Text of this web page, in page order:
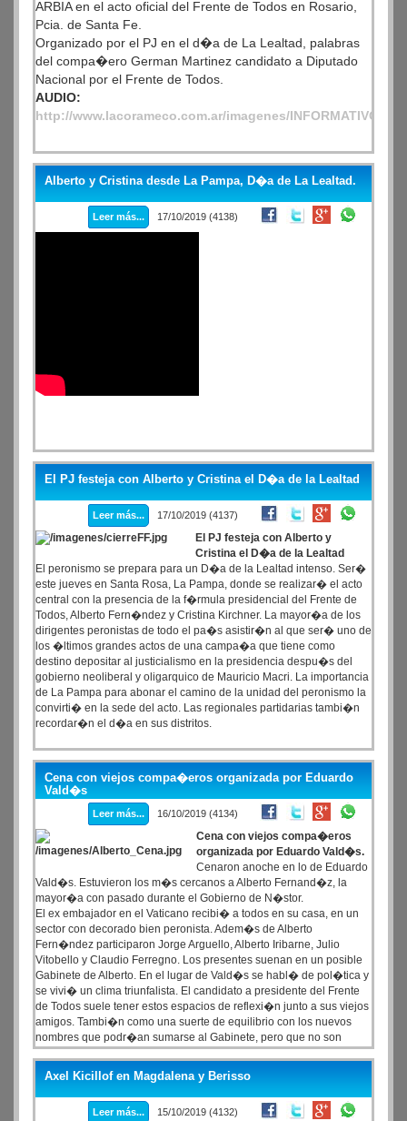
ARBIA en el acto oficial del Frente de Todos en Rosario,
Pcia. de Santa Fe.
Organizado por el PJ en el d�a de La Lealtad, palabras
del compa�ero German Martinez candidato a Diputado
Nacional por el Frente de Todos.
AUDIO:
http://www.lacorameco.com.ar/imagenes/
Alberto y Cristina desde La Pampa, D�a de La Lealtad.
Leer más... 17/10/2019 (4138)
El PJ festeja con Alberto y Cristina el D�a de la Lealtad
Leer más... 17/10/2019 (4137)
El PJ festeja con Alberto y
Cristina el D�a de la Lealtad
El peronismo se prepara para un D�a de la Lealtad intenso. Ser�
este jueves en Santa Rosa, La Pampa, donde se realizar� el acto
central con la presencia de la f�rmula presidencial del Frente de
Todos, Alberto Fern�ndez y Cristina Kirchner. La mayor�a de los
dirigentes peronistas de todo el pa�s asistir�n al que ser� uno de
los �ltimos grandes actos de una campa�a que tiene como
destino depositar al justicialismo en la presidencia despu�s del
gobierno neoliberal y oligarquico de Mauricio Macri. La importancia
de La Pampa para abonar el camino de la unidad del peronismo la
convirti� en la sede del acto. Las regionales partidarias tambi�n
recordar�n el d�a en sus distritos.
Cena con viejos compa�eros organizada por Eduardo
Vald�s
Leer más... 16/10/2019 (4134)
Cena con viejos compa�eros
organizada por Eduardo Vald�s.
Cenaron anoche en lo de Eduardo
Vald�s. Estuvieron los m�s cercanos a Alberto Fernand�z, la
mayor�a con pasado durante el Gobierno de N�stor.
El ex embajador en el Vaticano recibi� a todos en su casa, en un
sector con decorado bien peronista. Adem�s de Alberto
Fern�ndez participaron Jorge Arguello, Alberto Iribarne, Julio
Vitobello y Claudio Ferregno. Los presentes suenan en un posible
Gabinete de Alberto. En el lugar de Vald�s se habl� de pol�tica y
se vivi� un clima triunfalista. El candidato a presidente del Frente
de Todos suele tener estos espacios de reflexi�n junto a sus viejos
amigos. Tambi�n como una suerte de equilibrio con los nuevos
nombres que podr�an sumarse al Gabinete, pero que no son
propios.
Axel Kicillof en Magdalena y Berisso
Leer más... 15/10/2019 (4132)